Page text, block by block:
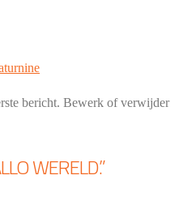
bericht. Bewerk of verwijder
WERELD.”